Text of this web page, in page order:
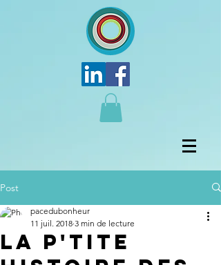
Post
La p'tite
pacedubonheur
11 juil. 2018 3 min de lecture